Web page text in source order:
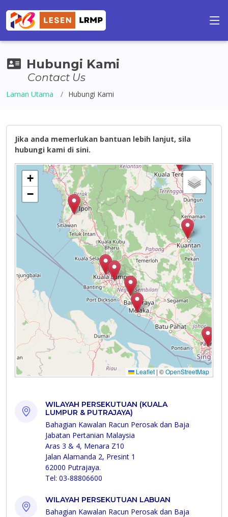
Hubungi Kami
Contact Us
Laman Utama Hubungi Kami
Jika anda memerlukan bantuan lebih lanjut, sila
hubungi kami di sini.
WILAYAH PERSEKUTUAN (KUALA
LUMPUR & PUTRAJAYA)
Bahagian Kawalan Racun Perosak dan Baja
Jabatan Pertanian Malaysia
Aras 3 & 4, Menara Z10
Jalan Alamanda 2, Presint 1
62000 Putrajaya.
Tel: 03-88806600
WILAYAH PERSEKUTUAN LABUAN
Bahagian Kawalan Racun Perosak dan Baja